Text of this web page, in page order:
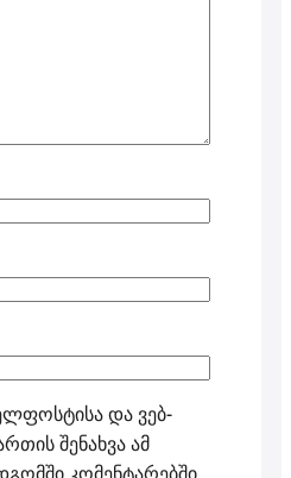
და ვებ-
შენახვა ამ